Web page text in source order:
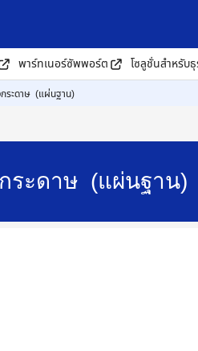
พาร์ทเนอร์ซัพพอร์ต โซลูชั่นสำหรับ
กระดาษ (แผ่นฐาน)
ระดาษ (แผ่นฐาน)